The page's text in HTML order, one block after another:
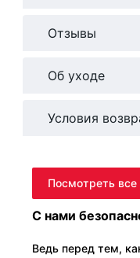
Отзывы
Об уходе
Условия
Посмотреть
С нами
Ведь перед тем,